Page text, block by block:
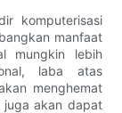
komputerisasi
manfaat
mungkin lebih
laba atas
menghemat
akan dapat